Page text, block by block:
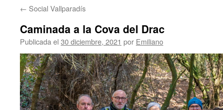
contenido
← Social Vallparadís
Caminada a la Cova del Drac
Publicada el 30 diciembre, 2021 por Emiliano